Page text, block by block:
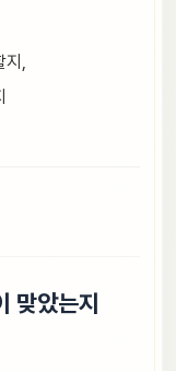
지,
맞았는지